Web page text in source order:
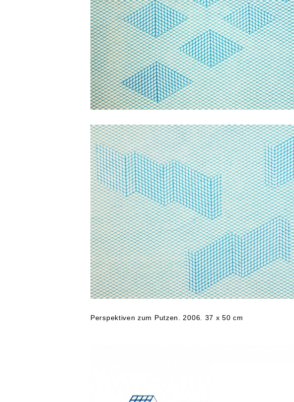
Perspektiven zum Putzen. 2006. 37 x 50 cm